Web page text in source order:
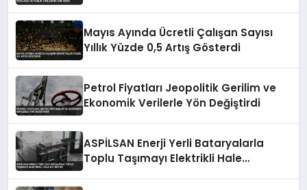
Mayıs Ayında Ücretli Çalışan Sayısı
Yıllık Yüzde 0,5 Artış Gösterdi
Petrol Fiyatları Jeopolitik Gerilim ve
Ekonomik Verilerle Yön Değiştirdi
ASPİLSAN Enerji Yerli Bataryalarla
Toplu Taşımayı Elektrikli Hale